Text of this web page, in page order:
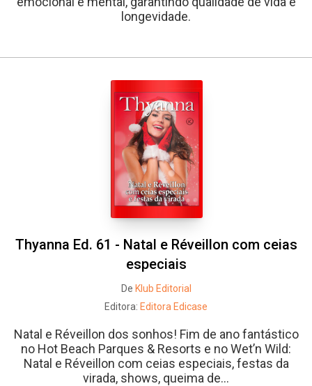
longevidade.
Thyanna Ed. 61 - Natal e Réveillon com ceias
especiais
De Klub Editorial
Editora: Editora Edicase
Natal e Réveillon dos sonhos! Fim de ano fantástico
no Hot Beach Parques & Resorts e no Wet’n Wild:
Natal e Réveillon com ceias especiais, festas da
virada, shows, queima de...